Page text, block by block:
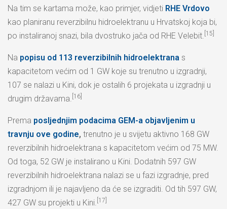
Na tim se kartama može, kao primjer, vidjeti RHE Vrdovo
kao planiranu reverzibilnu hidroelektranu u Hrvatskoj koja bi,
po instaliranoj snazi, bila dvostruko jača od RHE Velebit. [15]
Na popisu od 113 reverzibilnih hidroelektrana s
kapacitetom većim od 1 GW koje su trenutno u izgradnji,
107 se nalazi u Kini, dok je ostalih 6 projekata u izgradnji u
drugim državama. [16]
Prema posljednjim podacima GEM-a objavljenim u
travnju ove godine, trenutno je u svijetu aktivno 168 GW
reverzibilnih hidroelektrana s kapacitetom većim od 75 MW.
Od toga, 52 GW je instalirano u Kini. Dodatnih 597 GW
reverzibilnih hidroelektrana nalazi se u fazi izgradnje, pred
izgradnjom ili je najavljeno da će se izgraditi. Od tih 597 GW,
427 GW su projekti u Kini. [17]